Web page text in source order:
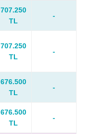
707.250
TL
-
707.250
TL
-
676.500
TL
-
676.500
TL
-